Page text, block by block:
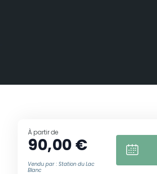
À partir de
90,00 €
Vendu par : Station du Lac
Blanc